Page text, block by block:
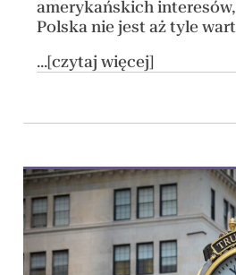
amerykańskich
Polska nie jest aż tyle
...[czytaj więcej]